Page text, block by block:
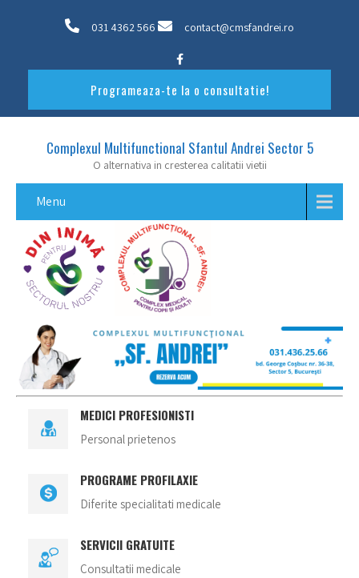
031 4362 566 contact@cmsfandrei.ro
Programeaza-te la o consultatie!
Complexul Multifunctional Sfantul Andrei Sector 5
O alternativa in cresterea calitatii vietii
Menu
MEDICI PROFESIONISTI
Personal prietenos
PROGRAME PROFILAXIE
Diferite specialitati medicale
SERVICII GRATUITE
Consultatii medicale